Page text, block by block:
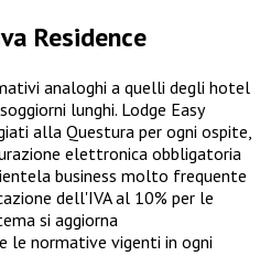
Residence
analoghi a quelli degli hotel
lunghi. Lodge Easy
alla Questura per ogni ospite,
elettronica obbligatoria
business molto frequente
dell'IVA al 10% per le
si aggiorna
normative vigenti in ogni